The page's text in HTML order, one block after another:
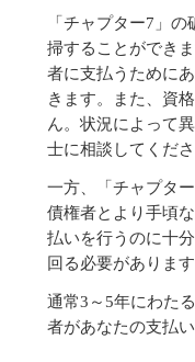
「チャプター7」
掃することができ
者に支払うために
きます。また、資
ん。状況によって
士に相談してくださ
一方、「チャプタ
債権者とより手頃
払いを行うのに十
回る必要があります
通常3～5年にわた
者があなたの支払